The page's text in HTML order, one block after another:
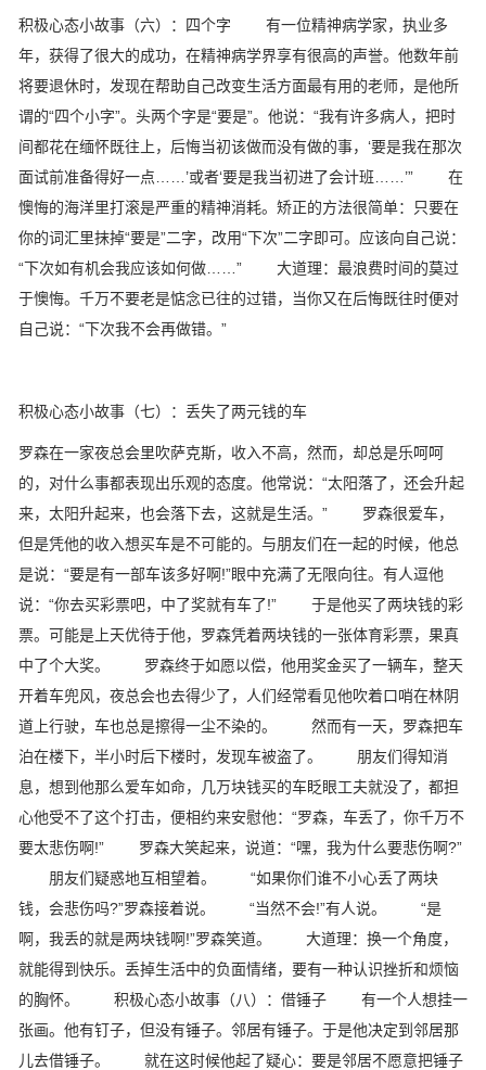
积极心态小故事（六）：四个字 有一位精神病学家，执业多
年，获得了很大的成功，在精神病学界享有很高的声誉。他数年前
将要退休时，发现在帮助自己改变生活方面最有用的老师，是他所
谓的“四个小字”。头两个字是“要是”。他说：“我有许多病人，把时
间都花在缅怀既往上，后悔当初该做而没有做的事，‘要是我在那次
面试前准备得好一点……’或者‘要是我当初进了会计班……’” 在
懊悔的海洋里打滚是严重的精神消耗。矫正的方法很简单：只要在
你的词汇里抹掉“要是”二字，改用“下次”二字即可。应该向自己说：
“下次如有机会我应该如何做……” 大道理：最浪费时间的莫过
于懊悔。千万不要老是惦念已往的过错，当你又在后悔既往时便对
自己说：“下次我不会再做错。”
积极心态小故事（七）：丢失了两元钱的车
罗森在一家夜总会里吹萨克斯，收入不高，然而，却总是乐呵呵
的，对什么事都表现出乐观的态度。他常说：“太阳落了，还会升起
来，太阳升起来，也会落下去，这就是生活。” 罗森很爱车，
但是凭他的收入想买车是不可能的。与朋友们在一起的时候，他总
是说：“要是有一部车该多好啊!”眼中充满了无限向往。有人逗他
说：“你去买彩票吧，中了奖就有车了!” 于是他买了两块钱的彩
票。可能是上天优待于他，罗森凭着两块钱的一张体育彩票，果真
中了个大奖。 罗森终于如愿以偿，他用奖金买了一辆车，整天
开着车兜风，夜总会也去得少了，人们经常看见他吹着口哨在林阴
道上行驶，车也总是擦得一尘不染的。 然而有一天，罗森把车
泊在楼下，半小时后下楼时，发现车被盗了。 朋友们得知消
息，想到他那么爱车如命，几万块钱买的车眨眼工夫就没了，都担
心他受不了这个打击，便相约来安慰他：“罗森，车丢了，你千万不
要太悲伤啊!” 罗森大笑起来，说道：“嘿，我为什么要悲伤啊?”
朋友们疑惑地互相望着。 “如果你们谁不小心丢了两块
钱，会悲伤吗?”罗森接着说。 “当然不会!”有人说。 “是
啊，我丢的就是两块钱啊!”罗森笑道。 大道理：换一个角度，
就能得到快乐。丢掉生活中的负面情绪，要有一种认识挫折和烦恼
的胸怀。 积极心态小故事（八）：借锤子 有一个人想挂一
张画。他有钉子，但没有锤子。邻居有锤子。于是他决定到邻居那
儿去借锤子。 就在这时候他起了疑心：要是邻居不愿意把锤子